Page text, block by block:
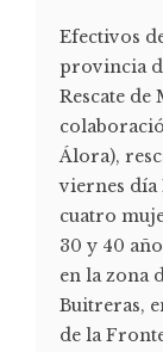
Efectivos
provincia
Rescate de
Álora),
viernes día
cuatro
30 y 40
en la zona
Buitreras,
de la